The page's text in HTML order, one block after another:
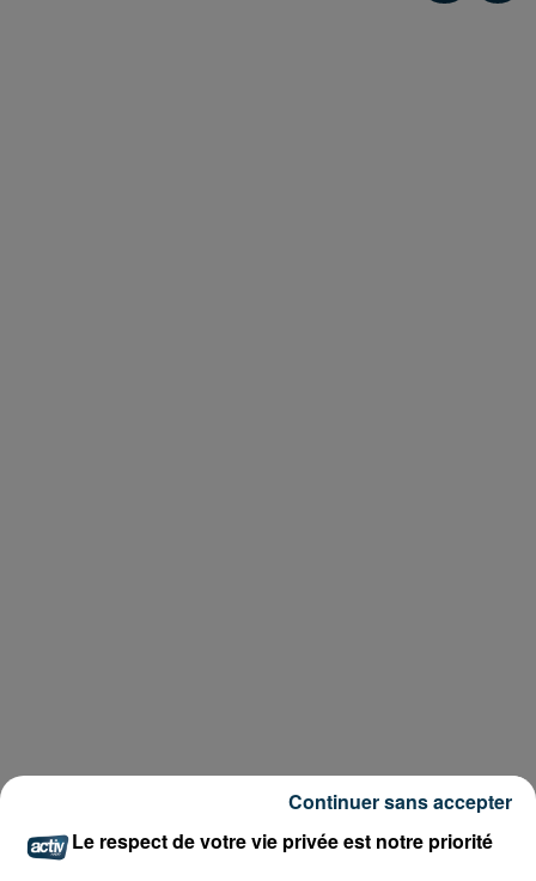
Le respect de votre vie privée est notre priorité
Continuer sans accepter